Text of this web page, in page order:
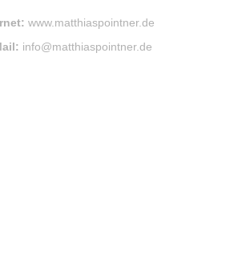
www.matthiaspointner.de
info@matthiaspointner.de